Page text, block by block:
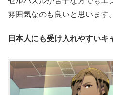
雰囲気なのも良いと思います。
日本人にも受け入れやすいキ